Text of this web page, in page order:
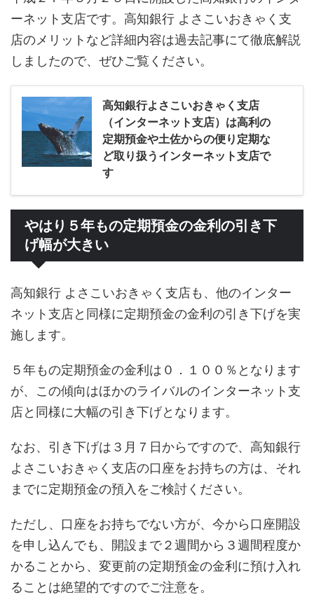
ーネット支店です。高知銀行 よさこいおきゃく支
店のメリットなど詳細内容は過去記事にて徹底解説
しましたので、ぜひご覧ください。
高知銀行よさこいおきゃく支店
（インターネット支店）は高利の
定期預金や土佐からの便り定期な
ど取り扱うインターネット支店で
す
やはり５年もの定期預金の金利の引き下
げ幅が大きい
高知銀行 よさこいおきゃく支店も、他のインター
ネット支店と同様に定期預金の金利の引き下げを実
施します。
５年もの定期預金の金利は０．１００％となります
が、この傾向はほかのライバルのインターネット支
店と同様に大幅の引き下げとなります。
なお、引き下げは３月７日からですので、高知銀行
よさこいおきゃく支店の口座をお持ちの方は、それ
までに定期預金の預入をご検討ください。
ただし、口座をお持ちでない方が、今から口座開設
を申し込んでも、開設まで２週間から３週間程度か
かることから、変更前の定期預金の金利に預け入れ
ることは絶望的ですのでご注意を。